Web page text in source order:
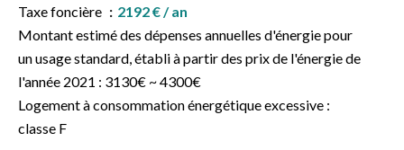
Taxe foncière
2192 € / an
Montant estimé des dépenses annuelles d'énergie pour
un usage standard, établi à partir des prix de l'énergie de
l'année 2021 : 3130€ ~ 4300€
Logement à consommation énergétique excessive :
classe F